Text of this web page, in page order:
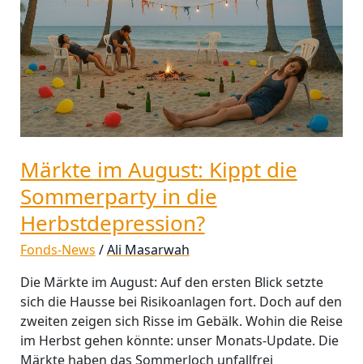
Märkte im August: Kippt die
Sommerparty in die
Herbstdepression?
Fonds-News /Ali Masarwah
Die Märkte im August: Auf den ersten Blick setzte
sich die Hausse bei Risikoanlagen fort. Doch auf den
zweiten zeigen sich Risse im Gebälk. Wohin die Reise
im Herbst gehen könnte: unser Monats-Update. Die
Märkte haben das Sommerloch unfallfrei
die
Sommerparty
in
die
Herbstdepression?